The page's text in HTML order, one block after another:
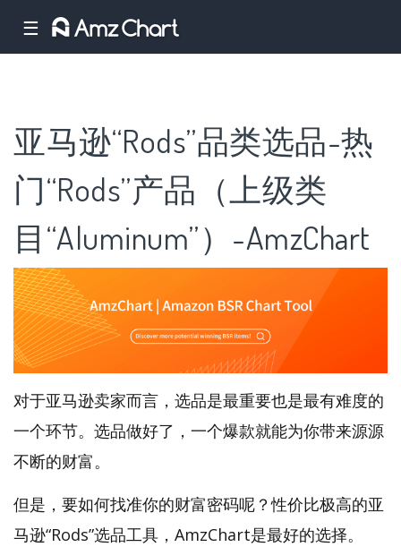
☰
亚马逊“Rods”品类选品-热
门“Rods”产品（上级类
目“Aluminum”）-AmzChart
对于亚马逊卖家而言，选品是最重要也是最有难度的
一个环节。选品做好了，一个爆款就能为你带来源源
不断的财富。
但是，要如何找准你的财富密码呢？性价比极高的亚
马逊“Rods”选品工具，AmzChart是最好的选择。